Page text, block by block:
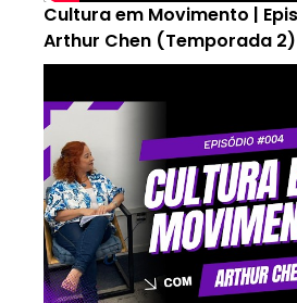
Cultura em Movimento |
Arthur Chen (Temporada 2)